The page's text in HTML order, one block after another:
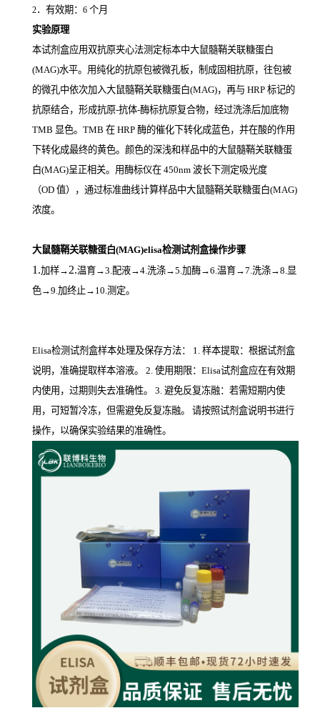
2．有效期： 6 个月
实验原理
本试剂盒应用双抗原夹心法测定标本中大鼠髓鞘关联糖蛋白
(MAG)水平。用纯化的抗原包被微孔板，制成固相抗原，往包被
的微孔中依次加入大鼠髓鞘关联糖蛋白(MAG)，再与 HRP 标记的
抗原结合，形成抗原-抗体-酶标抗原复合物，经过洗涤后加底物
TMB 显色。 TMB 在 HRP 酶的催化下转化成蓝色，并在酸的作用
下转化成最终的黄色。颜色的深浅和样品中的大鼠髓鞘关联糖蛋
白(MAG)呈正相关。用酶标仪在 450nm 波长下测定吸光度
（OD 值），通过标准曲线计算样品中大鼠髓鞘关联糖蛋白(MAG)
浓度。
大鼠髓鞘关联糖蛋白(MAG)elisa检测试剂盒操作步骤
1.加样→ 2.温育→3.配液→4.洗涤→5.加酶→6.温育→7.洗涤→8.显
色→9.加终止→10.测定。
Elisa检测试剂盒样本处理及保存方法： 1. 样本提取：根据试剂盒
说明，准确提取样本溶液。 2. 使用期限：Elisa试剂盒应在有效期
内使用，过期则失去准确性。 3. 避免反复冻融：若需短期内使
用，可短暂冷冻，但需避免反复冻融。 请按照试剂盒说明书进行
操作，以确保实验结果的准确性。